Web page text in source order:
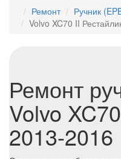
Ремонт ⁠Ручник
Volvo XC70 II
Ремонт
Volvo
2013-2016